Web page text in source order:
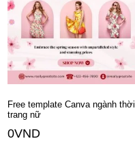
Free template Canva ngành thời
trang nữ
0VND